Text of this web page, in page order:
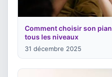
Comment choisir son
tous les niveaux
31 décembre 2025